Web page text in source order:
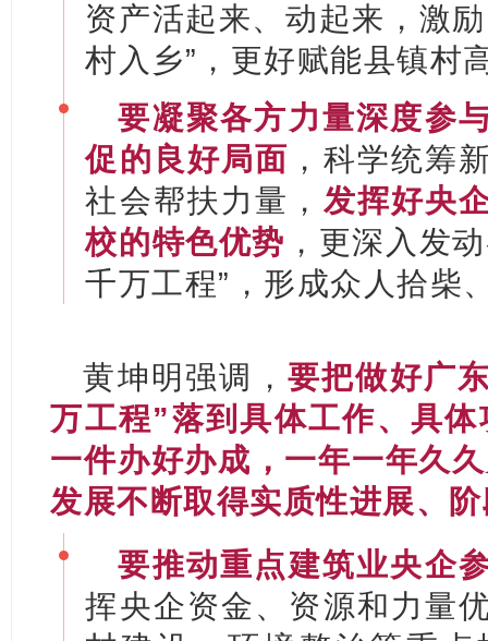
资产活起来、动起来，激
村入乡”，更好赋能县镇村
要凝聚各方力量深度参
促的良好局面 ，科学统筹
社会帮扶力量， 发挥好央
校的特色优势 ，更深入发
千万工程”，形成众人拾柴
黄坤明强调， 要把做好广
万工程”落到具体工作、具
一件办好办成，一年一年久
发展不断取得实质性进展、
要推动重点建筑业央企
挥央企资金、资源和力量